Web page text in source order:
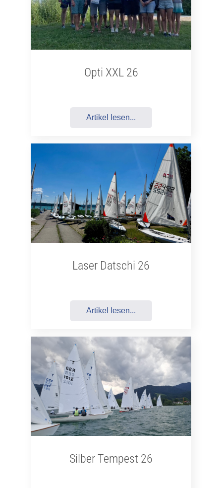
Opti XXL 26
Artikel lesen...
Laser Datschi 26
Artikel lesen...
Silber Tempest 26